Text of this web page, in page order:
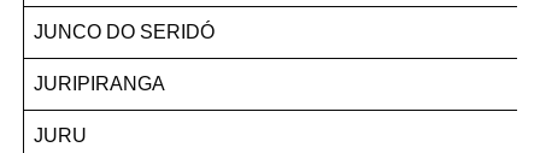
JUNCO DO SERIDÓ
JURIPIRANGA
JURU